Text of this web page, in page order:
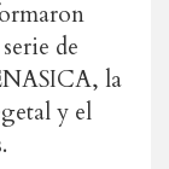
de
la
y el